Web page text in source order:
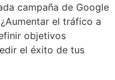
campaña de Google
el tráfico a
objetivos
el éxito de tus